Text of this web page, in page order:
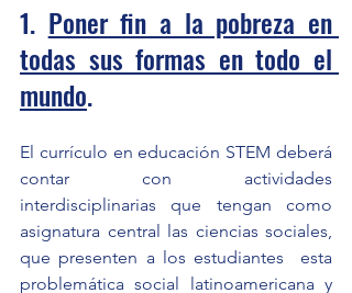
1. Poner fin a la pobreza en
todas sus formas en todo el
mundo.
El currículo en educación STEM deberá
contar con actividades
interdisciplinarias que tengan como
asignatura central las ciencias sociales,
que presenten a los estudiantes  esta
problemática social latinoamericana y